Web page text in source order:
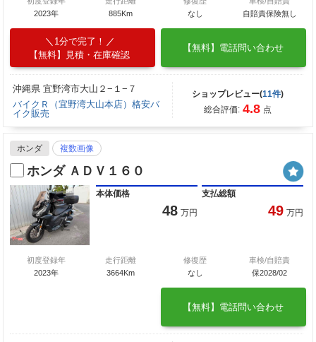
2023年
885Km
なし
自賠責保険無し
1分で完了！
【無料】見積・在庫確認
【無料】電話問い合わせ
沖縄県 宜野湾市大山２−１−７
バイクＲ（宜野湾大山本店）格安バ
イク販売
ショップレビュー(11件)
総合評価: 4.8 点
ホンダ 複数画像
ホンダ ＡＤＶ１６０
本体価格
48 万円
支払総額
49 万円
初度登録年
2023年
走行距離
3664Km
修復歴
なし
車検/自賠責
保2028/02
【無料】電話問い合わせ